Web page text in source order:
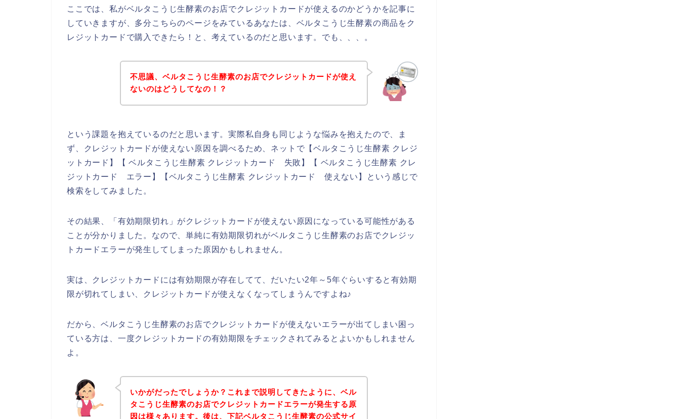
ここでは、私がベルタこうじ生酵素のお店でクレジットカードが使えるのかどうかを記事に
していきますが、多分こちらのページをみているあなたは、ベルタこうじ生酵素の商品をク
レジットカードで購入できたら！と、考えているのだと思います。でも、、、。
不思議、ベルタこうじ生酵素のお店でクレジットカードが使え
ないのはどうしてなの！？
という課題を抱えているのだと思います。実際私自身も同じような悩みを抱えたので、ま
ず、クレジットカードが使えない原因を調べるため、ネットで【ベルタこうじ生酵素 クレジ
ットカード】【 ベルタこうじ生酵素 クレジットカード 失敗】【 ベルタこうじ生酵素 クレ
ジットカード エラー】【ベルタこうじ生酵素 クレジットカード 使えない】という感じで
検索をしてみました。
その結果、「有効期限切れ」がクレジットカードが使えない原因になっている可能性がある
ことが分かりました。なので、単純に有効期限切れがベルタこうじ生酵素のお店でクレジッ
トカードエラーが発生してしまった原因かもしれません。
実は、クレジットカードには有効期限が存在してて、だいたい2年～5年ぐらいすると有効期
限が切れてしまい、クレジットカードが使えなくなってしまうんですよね♪
だから、ベルタこうじ生酵素のお店でクレジットカードが使えないエラーが出てしまい困っ
ている方は、一度クレジットカードの有効期限をチェックされてみるとよいかもしれません
よ。
いかがだったでしょうか？これまで説明してきたように、ベル
タこうじ生酵素のお店でクレジットカードエラーが発生する原
因は様々あります。後は、下記ベルタこうじ生酵素の公式サイ